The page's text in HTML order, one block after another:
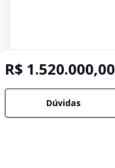
R$ 1.520.000,00
Dúvidas